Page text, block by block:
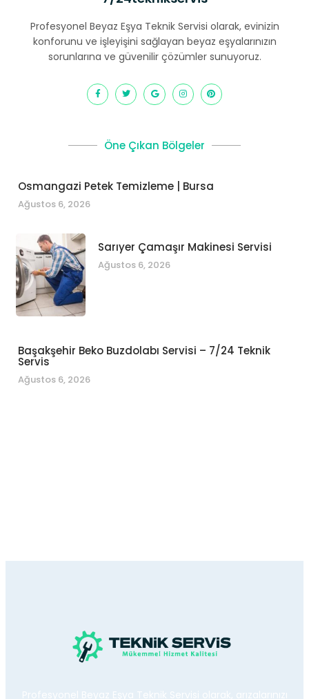
Profesyonel Beyaz Eşya Teknik Servisi olarak, evinizin
konforunu ve işleyişini sağlayan beyaz eşyalarınızın
sorunlarına ve güvenilir çözümler sunuyoruz.
Öne Çıkan Bölgeler
Osmangazi Petek Temizleme | Bursa
Ağustos 6, 2026
Sarıyer Çamaşır Makinesi Servisi
Ağustos 6, 2026
Başakşehir Beko Buzdolabı Servisi – 7/24 Teknik
Servis
Ağustos 6, 2026
Profesyonel Beyaz Eşya Teknik Servisi olarak, arızalarınızı